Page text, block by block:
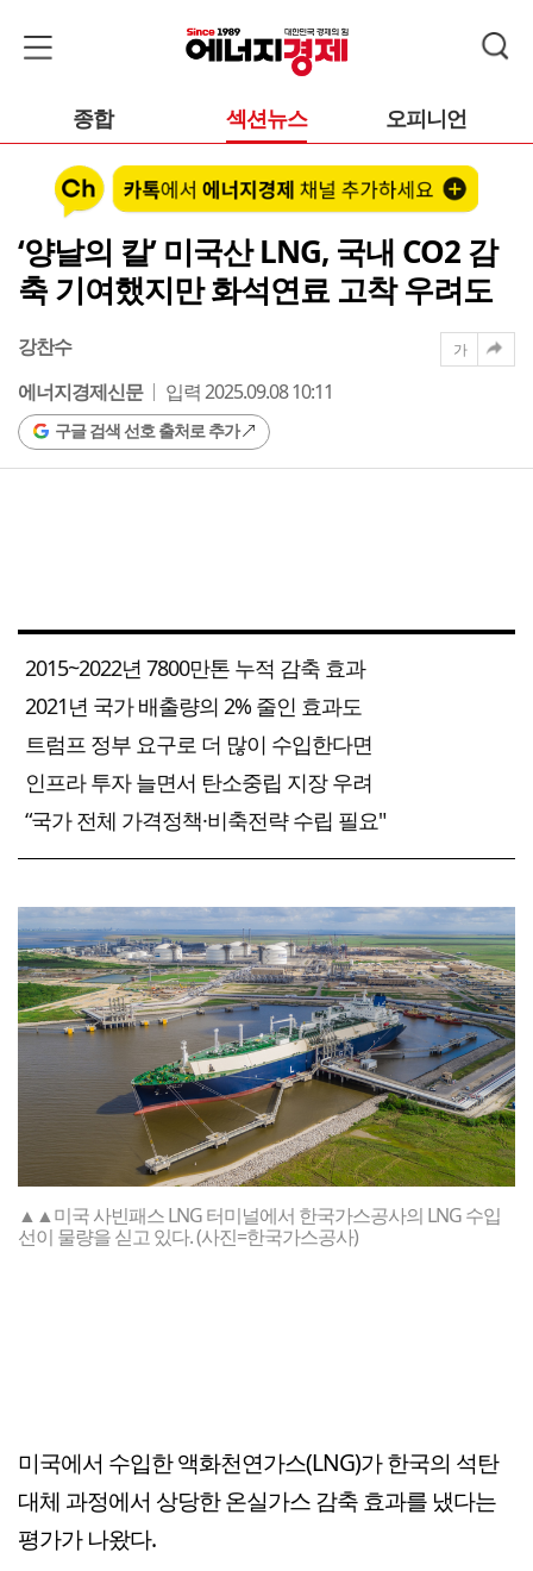
종합 섹션뉴스 오피니언
‘양날의 칼’ 미국산 LNG, 국내 CO2 감
축 기여했지만 화석연료 고착 우려도
강찬수
에너지경제신문
입력 2025.09.08 10:11
구글 검색 선호 출처로 추가
가
2015~2022년 7800만톤 누적 감축 효과
2021년 국가 배출량의 2% 줄인 효과도
트럼프 정부 요구로 더 많이 수입한다면
인프라 투자 늘면서 탄소중립 지장 우려
“국가 전체 가격정책·비축전략 수립 필요"
▲▲미국 사빈패스 LNG 터미널에서 한국가스공사의 LNG 수입
선이 물량을 싣고 있다. (사진=한국가스공사)
미국에서 수입한 액화천연가스(LNG)가 한국의 석탄
대체 과정에서 상당한 온실가스 감축 효과를 냈다는
평가가 나왔다.